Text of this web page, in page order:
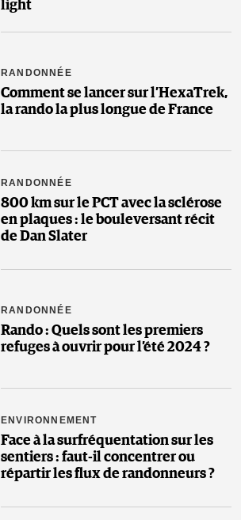
light
RANDONNÉE
Comment se lancer sur l’HexaTrek,
la rando la plus longue de France
RANDONNÉE
800 km sur le PCT avec la sclérose
en plaques : le bouleversant récit
de Dan Slater
RANDONNÉE
Rando : Quels sont les premiers
refuges à ouvrir pour l’été 2024 ?
ENVIRONNEMENT
Face à la surfréquentation sur les
sentiers : faut-il concentrer ou
répartir les flux de randonneurs ?